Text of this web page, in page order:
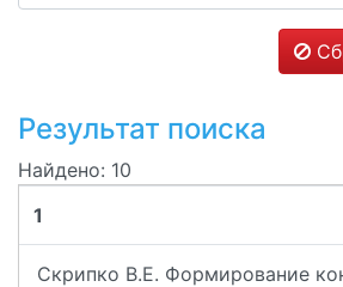
Результат поиска
Найдено: 10
1
Скрипко В.Е. Формирование